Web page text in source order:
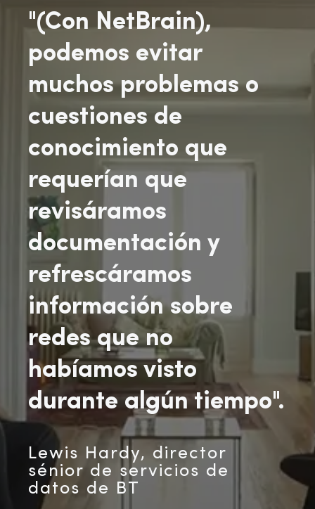
"(Con NetBrain),
podemos evitar
muchos problemas o
cuestiones de
conocimiento que
requerían que
revisáramos
documentación y
refrescáramos
información sobre
redes que no
habíamos visto
durante algún tiempo".
Lewis Hardy, director
sénior de servicios de
datos de BT